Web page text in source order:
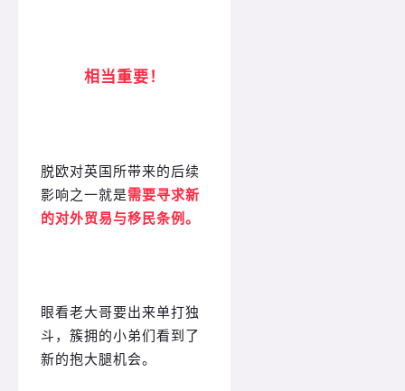
相当重要！
脱欧对英国所带来的后续
影响之一就是需要寻求新
的对外贸易与移民条例。
眼看老大哥要出来单打独
斗，簇拥的小弟们看到了
新的抱大腿机会。